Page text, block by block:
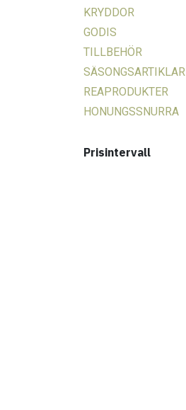
KRYDDOR
GODIS
TILLBEHÖR
SÄSONGSARTIKLAR
REAPRODUKTER
HONUNGSSNURRA
Prisintervall